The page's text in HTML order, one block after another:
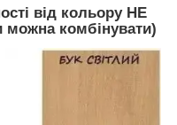
від кольору НЕ
комбінувати)